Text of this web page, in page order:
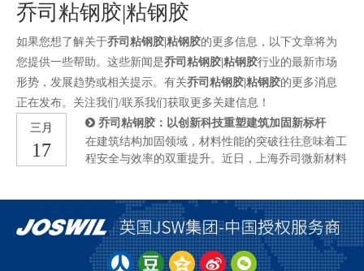
乔司粘钢胶|粘钢胶
如果您想了解关于乔司粘钢胶|粘钢胶的更多信息，以下文章将为
您提供一些帮助。这些新闻是乔司粘钢胶|粘钢胶行业的最新市场
形势，发展趋势或相关提示。有关乔司粘钢胶|粘钢胶的更多消息
正在发布。关注我们/联系我们获取更多关建信息！
三月
17
乔司粘钢胶：以创新科技重塑建筑加固新标杆
在建筑结构加固领域，材料性能的突破往往意味着工
程安全与效率的双重提升。近日，上海乔司微新材料
的焦点。这款专为复杂施工场景设计的加固材料，不
仅解决了传统粘钢胶在立面、仰面施工中的流淌难
题，更以全温域固化、卓越耐候性及轻量化优势，重
新定义了建筑加固材料的技术标准。 立面仰面施工